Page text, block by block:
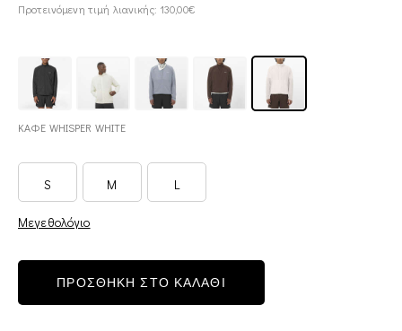
Προτεινόμενη τιμή λιανικής: 130,00€
ΚΑΦΕ WHISPER WHITE
S M L
Μεγεθολόγιο
ΠΡΟΣΘΗΚΗ ΣΤΟ ΚΑΛΑΘΙ